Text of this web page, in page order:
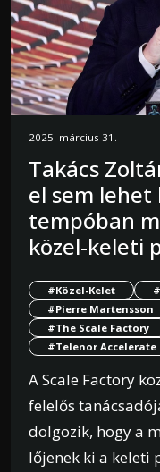
2025. március 31.
Takács
el sem lehet
tempóban
közel-keleti
#Közel-Kelet
#Pierre Martensson
#The Scale Factory
#Telenor Accelerate
A Scale Factory
felelős
dolgozik, hogy a
lőjenek ki a keleti